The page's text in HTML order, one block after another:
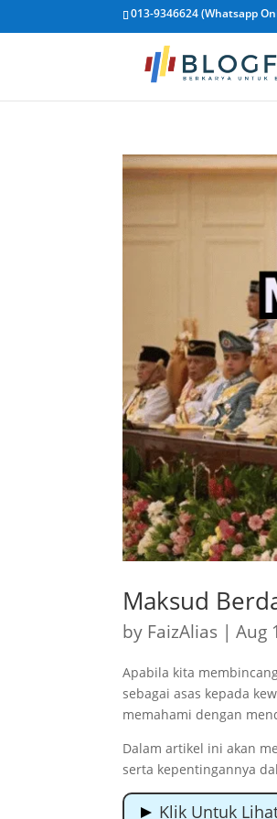
013-9346624 (Whatsapp
Maksud
by FaizAlias |Aug
Apabila kita
sebagai asas kepada
memahami dengan
Dalam artikel ini akan
serta kepentingannya
Klik Untuk